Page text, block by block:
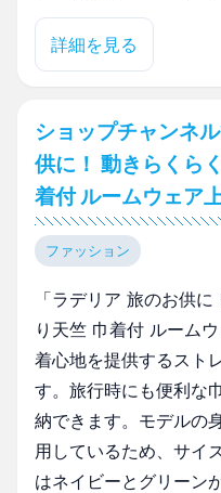
詳細を見る
ショップチャンネ
供に！ 動きらくら
着付 ルームウェア
ファッション
「ラデリア 旅のお供
り天竺 巾着付 ルーム
着心地を提供するスト
す。旅行時にも便利な
納できます。モデルの
用しているため、サイ
はネイビーとグリーン